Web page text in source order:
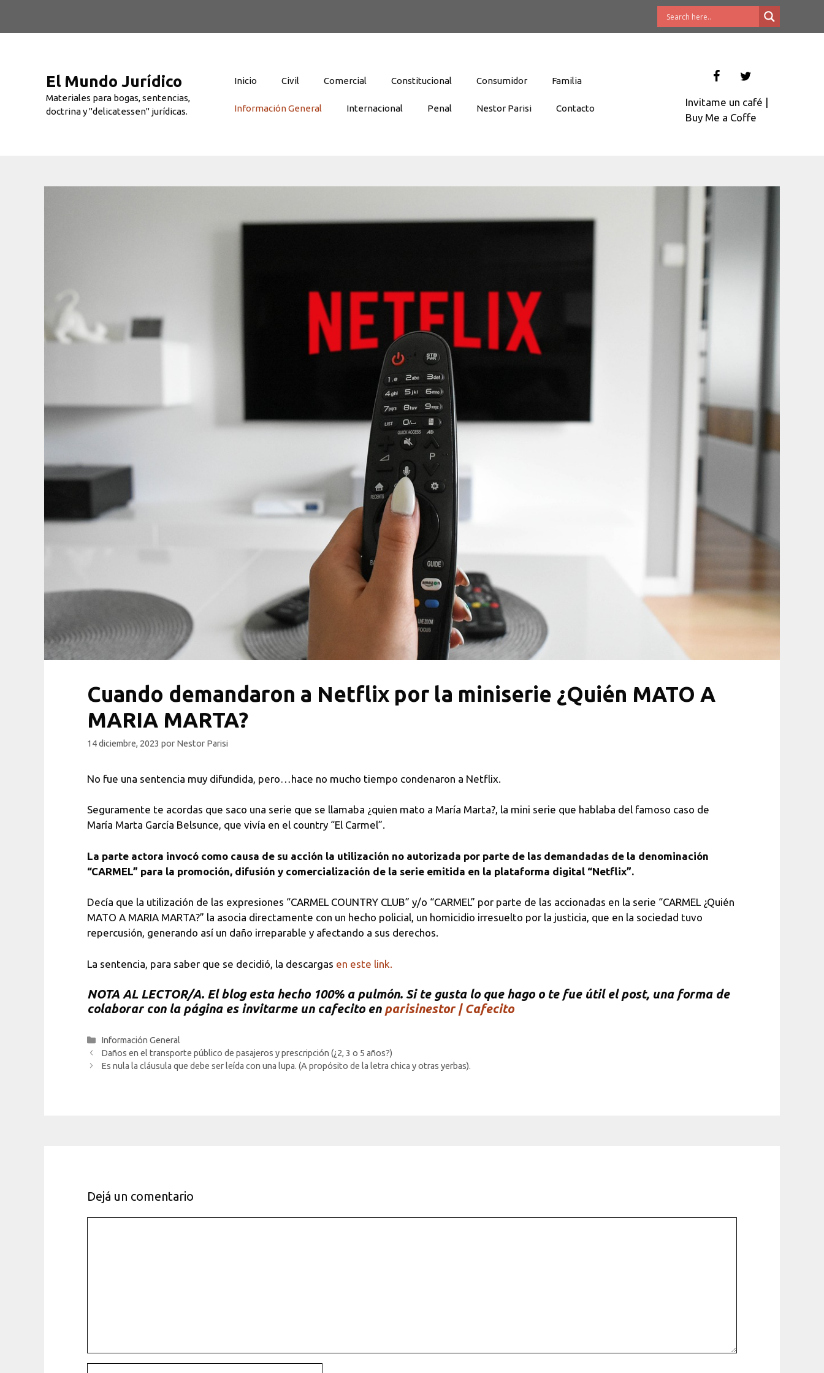
El Mundo Jurídico
Materiales para bogas, sentencias,
doctrina y "delicatessen" jurídicas.
Inicio Civil Comercial Constitucional Consumidor Familia
Información General Internacional Penal Nestor Parisi Contacto
Invitame un café |
Buy Me a Coffe
Cuando demandaron a Netflix por la miniserie ¿Quién MATO A
MARIA MARTA?
14 diciembre, 2023 por Nestor Parisi
No fue una sentencia muy difundida, pero…hace no mucho tiempo condenaron a Netflix.
Seguramente te acordas que saco una serie que se llamaba ¿quien mato a María Marta?, la mini serie que hablaba del famoso caso de
María Marta García Belsunce, que vivía en el country “El Carmel”.
La parte actora invocó como causa de su acción la utilización no autorizada por parte de las demandadas de la denominación
“CARMEL” para la promoción, difusión y comercialización de la serie emitida en la plataforma digital “Netflix”.
Decía que la utilización de las expresiones “CARMEL COUNTRY CLUB” y/o “CARMEL” por parte de las accionadas en la serie “CARMEL ¿Quién
MATO A MARIA MARTA?” la asocia directamente con un hecho policial, un homicidio irresuelto por la justicia, que en la sociedad tuvo
repercusión, generando así un daño irreparable y afectando a sus derechos.
La sentencia, para saber que se decidió, la descargas en este link.
NOTA AL LECTOR/A. El blog esta hecho 100% a pulmón. Si te gusta lo que hago o te fue útil el post, una forma de
colaborar con la página es invitarme un cafecito en parisinestor | Cafecito
Categorías
Información General
Daños en el transporte público de pasajeros y prescripción (¿2, 3 o 5 años?)
Es nula la cláusula que debe ser leída con una lupa. (A propósito de la letra chica y otras yerbas).
Dejá un comentario